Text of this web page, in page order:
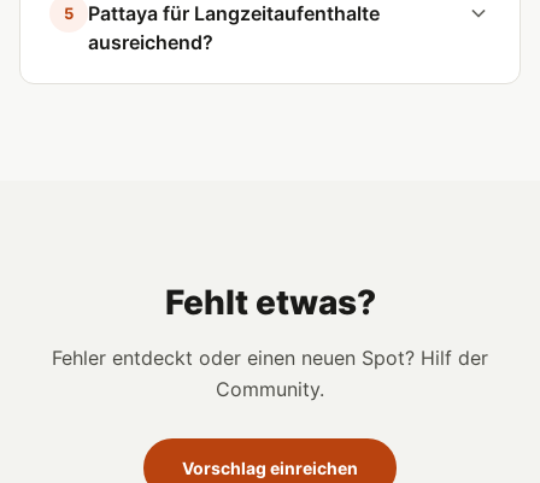
5
Pattaya für Langzeitaufenthalte
ausreichend?
Fehlt etwas?
Fehler entdeckt oder einen neuen Spot? Hilf der
Community.
Vorschlag einreichen